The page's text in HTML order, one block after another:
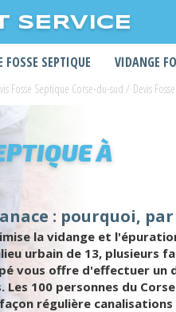
SERVICE
FOSSE SEPTIQUE VIDANGE
Fosse Septique Corse-du-sud / Devis
À
: pourquoi, par
la vidange et
urbain de 13,
vous offre d'effectuer
100 personnes du
régulière